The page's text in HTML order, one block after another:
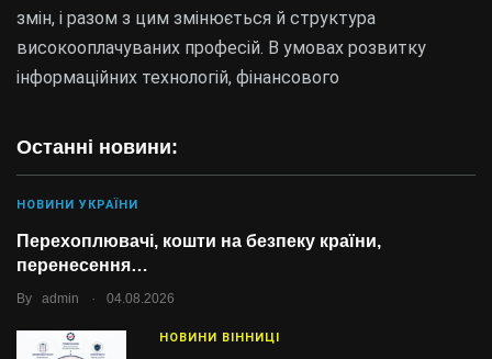
змін, і разом з цим змінюється й структура
високооплачуваних професій. В умовах розвитку
інформаційних технологій, фінансового
Останні новини:
НОВИНИ УКРАЇНИ
Перехоплювачі, кошти на безпеку країни,
перенесення…
By admin . 04.08.2026
НОВИНИ ВІННИЦІ